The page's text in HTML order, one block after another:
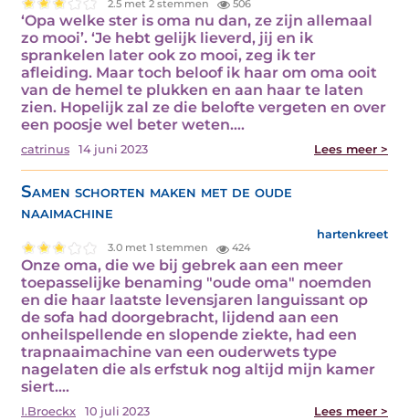
2.5 met 2 stemmen 506
‘Opa welke ster is oma nu dan, ze zijn allemaal
zo mooi’. ‘Je hebt gelijk lieverd, jij en ik
sprankelen later ook zo mooi, zeg ik ter
afleiding. Maar toch beloof ik haar om oma ooit
van de hemel te plukken en aan haar te laten
zien. Hopelijk zal ze die belofte vergeten en over
een poosje wel beter weten.…
catrinus 14 juni 2023 Lees meer >
Samen schorten maken met de oude
naaimachine
hartenkreet
3.0 met 1 stemmen 424
Onze oma, die we bij gebrek aan een meer
toepasselijke benaming "oude oma" noemden
en die haar laatste levensjaren languissant op
de sofa had doorgebracht, lijdend aan een
onheilspellende en slopende ziekte, had een
trapnaaimachine van een ouderwets type
nagelaten die als erfstuk nog altijd mijn kamer
siert.…
I.Broeckx 10 juli 2023 Lees meer >